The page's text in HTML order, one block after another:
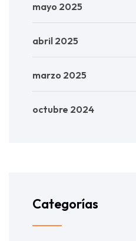
mayo 2025
abril 2025
marzo 2025
octubre 2024
Categorías